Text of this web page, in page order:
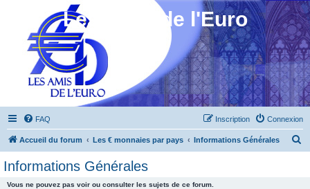
Les Amis de l'Euro
FAQ Connexion
Inscription
Accueil du forum Les € monnaies par pays Informations Générales
Informations Générales
Vous ne pouvez pas voir ou consulter les sujets de ce forum.